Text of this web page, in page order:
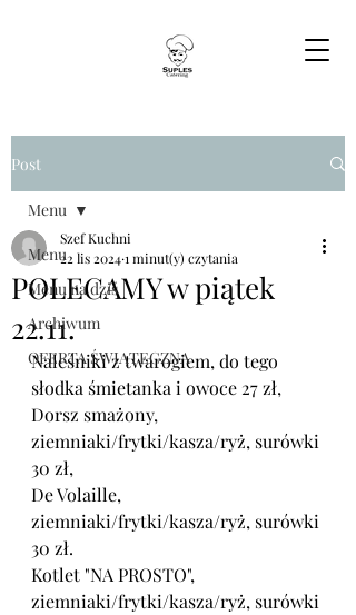
Post
Menu
Menu na dziś
Archiwum
OFERTA ŚWIĄTECZNA
Menu
POLECAMY w piątek
22.11.
Szef Kuchni
22 lis 20241 minut(y) czytania
Naleśniki z twarogiem, do tego
słodka śmietanka i owoce 27 zł,
Dorsz smażony,
ziemniaki/frytki/kasza/ryż, surówki
30 zł,
De Volaille,
ziemniaki/frytki/kasza/ryż, surówki
30 zł.
Kotlet "NA PROSTO",
ziemniaki/frytki/kasza/ryż, surówki